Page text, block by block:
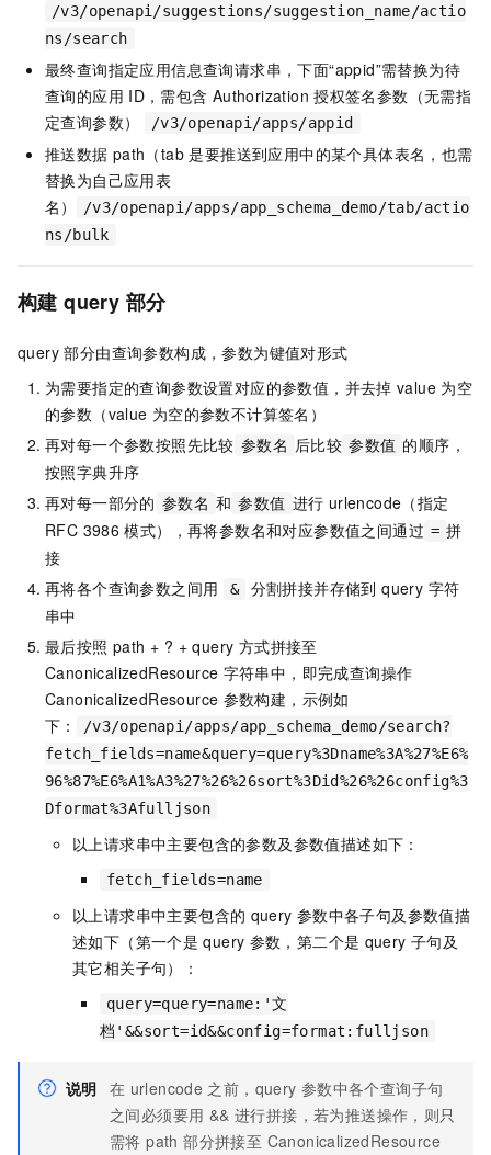
/v3/openapi/suggestions/suggestion_name/actio
ns/search
最终查询指定应用信息查询请求串，下面“appid”需替换为待
查询的应用 ID，需包含 Authorization 授权签名参数（无需指
定查询参数）
/v3/openapi/apps/appid
推送数据 path（tab 是要推送到应用中的某个具体表名，也需
替换为自己应用表
名）
/v3/openapi/apps/app_schema_demo/tab/actio
ns/bulk
构建 query 部分
query 部分由查询参数构成，参数为键值对形式
为需要指定的查询参数设置对应的参数值，并去掉 value 为空
的参数（value 为空的参数不计算签名）
再对每一个参数按照先比较 参数名 后比较 参数值 的顺序，
按照字典升序
再对每一部分的 参数名 和 参数值 进行 urlencode（指定
RFC 3986 模式），再将参数名和对应参数值之间通过 = 拼
接
再将各个查询参数之间用
&
分割拼接并存储到 query 字符
串中
最后按照 path + ? + query 方式拼接至
CanonicalizedResource 字符串中，即完成查询操作
CanonicalizedResource 参数构建，示例如
下：
/v3/openapi/apps/app_schema_demo/search?
fetch_fields=name&query=query%3Dname%3A%27%E6%
96%87%E6%A1%A3%27%26%26sort%3Did%26%26config%3
Dformat%3Afulljson
以上请求串中主要包含的参数及参数值描述如下：
fetch_fields=name
以上请求串中主要包含的 query 参数中各子句及参数值描
述如下（第一个是 query 参数，第二个是 query 子句及
其它相关子句）：
query=query=name:'文
档'&&sort=id&&config=format:fulljson
说明 在 urlencode 之前，query 参数中各个查询子句
之间必须要用 && 进行拼接，若为推送操作，则只
需将 path 部分拼接至 CanonicalizedResource